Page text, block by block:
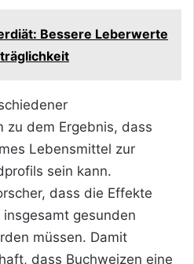
Bessere Leberwerte
zu dem Ergebnis, dass
Lebensmittel zur
sein kann.
dass die Effekte
gesunden
müssen. Damit
dass Buchweizen eine